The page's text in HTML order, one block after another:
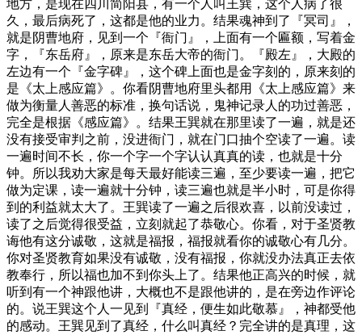
地方，是现在四川简阳县，有一个人叫王巽，这个人病了很
久，最后病死了，这都是他的业力。结果魂神到了『冥司』，
就是阴曹地府，见到一个『衙门』，上面有一个匾额，写着金
字，『东岳府』，原来是东岳大帝的衙门。『殿左』，大殿的
左边有一个『金字碑』，这个碑上面也是金字刻的，原来刻的
是《太上感应篇》。你看阴曹地府里头都用《太上感应篇》来
做为衡量人善恶的标准，换句话说，鬼神记录人的功过善恶，
完全是根据《感应篇》。结果王巽就在那里读了一遍，就是还
没有接受审判之前，没进衙门，就在门口抽个空读了一遍。读
一遍时间不长，你一个字一个字认认真真的读，也就是十分
钟。所以我劝大家是每天最好能读三遍，至少要读一遍，把它
做为定课，读一遍就十分钟，读三遍也就是半小时，可是你得
到的利益就太大了。王巽读了一遍之后很欢喜，以前没读过，
读了之后觉得很受益，立刻就起了恭敬心。你看，对于圣贤教
诲他有这分诚敬，这就是福报，福报就看你的诚敬心有几分。
你对圣贤教育如果没有诚敬，没有福报，你就没办法真正去依
教奉行，所以福也加不到你头上了。结果他正高兴的时候，就
听到有一个神跟他讲，大概也不是跟他讲的，是在旁边作评论
的。说王巽这个人一见到『真经，便生如此敬慕』，神都受他
的感动。王巽见到了真经，什么叫真经？完全讲的是真理，这